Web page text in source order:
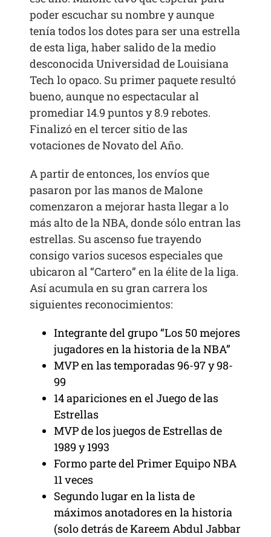
poder escuchar su nombre y aunque
tenía todos los dotes para ser una estrella
de esta liga, haber salido de la medio
desconocida Universidad de Louisiana
Tech lo opaco. Su primer paquete resultó
bueno, aunque no espectacular al
promediar 14.9 puntos y 8.9 rebotes.
Finalizó en el tercer sitio de las
votaciones de Novato del Año.
A partir de entonces, los envíos que
pasaron por las manos de Malone
comenzaron a mejorar hasta llegar a lo
más alto de la NBA, donde sólo entran las
estrellas. Su ascenso fue trayendo
consigo varios sucesos especiales que
ubicaron al “Cartero” en la élite de la liga.
Así acumula en su gran carrera los
siguientes reconocimientos:
Integrante del grupo “Los 50 mejores
jugadores en la historia de la NBA”
MVP en las temporadas 96-97 y 98-
99
14 apariciones en el Juego de las
Estrellas
MVP de los juegos de Estrellas de
1989 y 1993
Formo parte del Primer Equipo NBA
11 veces
Segundo lugar en la lista de
máximos anotadores en la historia
(solo detrás de Kareem Abdul Jabbar